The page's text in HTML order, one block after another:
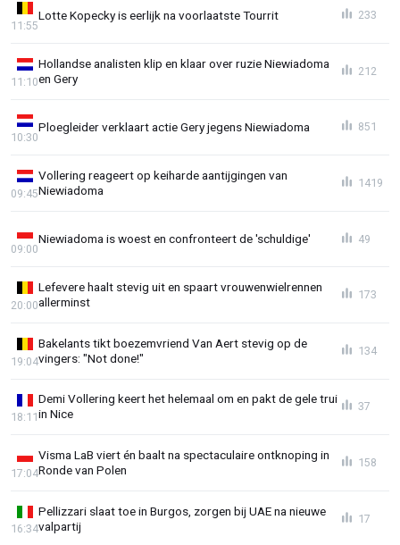
Lotte Kopecky is eerlijk na voorlaatste Tourrit
11:55
233
Hollandse analisten klip en klaar over ruzie Niewiadoma
en Gery
11:10
212
Ploegleider verklaart actie Gery jegens Niewiadoma
10:30
851
Vollering reageert op keiharde aantijgingen van
Niewiadoma
09:45
1419
Niewiadoma is woest en confronteert de 'schuldige'
09:00
49
Lefevere haalt stevig uit en spaart vrouwenwielrennen
allerminst
20:00
173
Bakelants tikt boezemvriend Van Aert stevig op de
vingers: "Not done!"
19:04
134
Demi Vollering keert het helemaal om en pakt de gele trui
in Nice
18:11
37
Visma LaB viert én baalt na spectaculaire ontknoping in
Ronde van Polen
17:04
158
Pellizzari slaat toe in Burgos, zorgen bij UAE na nieuwe
valpartij
16:34
17